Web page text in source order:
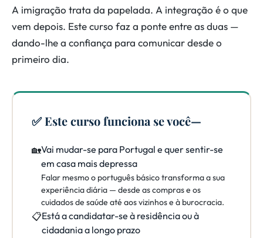
A imigração trata da papelada. A integração é o que
vem depois. Este curso faz a ponte entre as duas —
dando-lhe a confiança para comunicar desde o
primeiro dia.
✅ Este curso funciona se você—
🏡Vai mudar-se para Portugal e quer sentir-se
em casa mais depressa
Falar mesmo o português básico transforma a sua
experiência diária — desde as compras e os
cuidados de saúde até aos vizinhos e à burocracia.
📋Está a candidatar-se à residência ou à
cidadania a longo prazo